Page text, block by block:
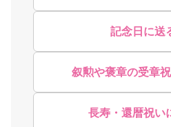
記念日に送
叙勲や褒章の受章
長寿・還暦祝い